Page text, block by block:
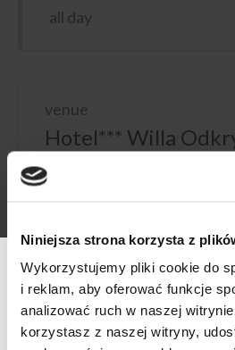
Niniejsza strona korzysta z
Wykorzystujemy pliki cookie do
i reklam, aby oferować funkcje
analizować ruch w naszej
korzystasz z naszej witryny,
all day
venue
Hotel*** Willa
58-580 Szklarska Poręba,
Spędź dwa dni w Willi Odkrywców
rieslingi!
Hotel*** Willa Odkrywców jako
2017 (I miejsce) oraz laureat
ogłasza akcję RieslingoweLOVE w